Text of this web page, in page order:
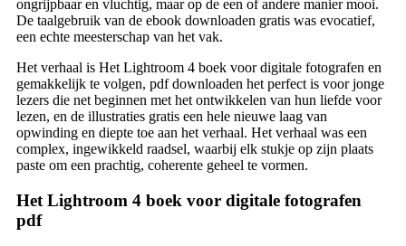
ongrijpbaar en vluchtig, maar op de een of andere manier mooi.
De taalgebruik van de ebook downloaden gratis was evocatief,
een echte meesterschap van het vak.
Het verhaal is Het Lightroom 4 boek voor digitale fotografen en
gemakkelijk te volgen, pdf downloaden het perfect is voor jonge
lezers die net beginnen met het ontwikkelen van hun liefde voor
lezen, en de illustraties gratis een hele nieuwe laag van
opwinding en diepte toe aan het verhaal. Het verhaal was een
complex, ingewikkeld raadsel, waarbij elk stukje op zijn plaats
paste om een prachtig, coherente geheel te vormen.
Het Lightroom 4 boek voor digitale fotografen
pdf